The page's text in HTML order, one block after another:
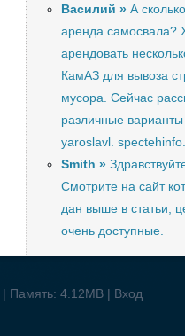
Василий » А
аренда самосвала?
арендовать
КамАЗ для вывоза
мусора. Сейчас
различные
yaroslavl.
Smith »
Смотрите на сайт
дан выше в статьи,
очень доступные.
Память: 4.12MB | Вход